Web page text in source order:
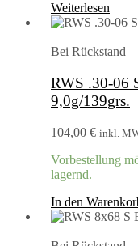
Weiterlesen
Bei Rückstand
RWS .30-06
9,0g/139grs.
104,00 € inkl.
Vorbestellung
lagernd.
In den